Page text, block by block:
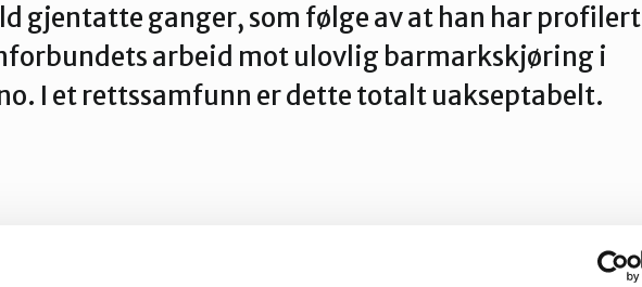
gjentatte ganger, som følge av at han har profilert
arbeid mot ulovlig barmarkskjøring i
I et rettssamfunn er dette totalt uakseptabelt.